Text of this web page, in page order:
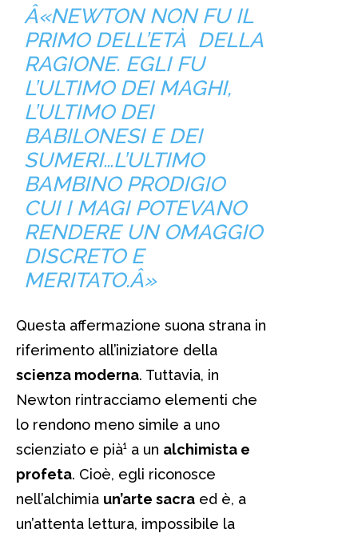
Â«NEWTON NON FU IL
PRIMO DELL’ETÀ DELLA
RAGIONE. EGLI FU
L’ULTIMO DEI MAGHI,
L’ULTIMO DEI
BABILONESI E DEI
SUMERI…L’ULTIMO
BAMBINO PRODIGIO
CUI I MAGI POTEVANO
RENDERE UN OMAGGIO
DISCRETO E
MERITATO.Â»
Questa affermazione suona strana in
riferimento all’iniziatore della
scienza moderna. Tuttavia, in
Newton rintracciamo elementi che
lo rendono meno simile a uno
scienziato e pià¹ a un alchimista e
profeta. Cioè, egli riconosce
nell’alchimia un’arte sacra ed è, a
un’attenta lettura, impossibile la